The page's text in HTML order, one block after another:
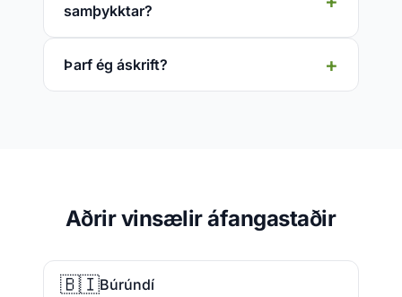
samþykktar?
Þarf ég áskrift?
Aðrir vinsælir áfangastaðir
🇧🇮Búrúndí